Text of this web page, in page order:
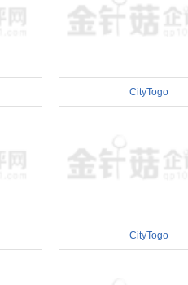
CityTogo
CityTogo